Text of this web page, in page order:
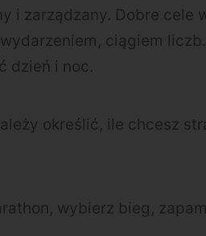
i zarządzany. Dobre cele
ciągiem
dzień i noc.
określić, ile chcesz
wybierz bieg,